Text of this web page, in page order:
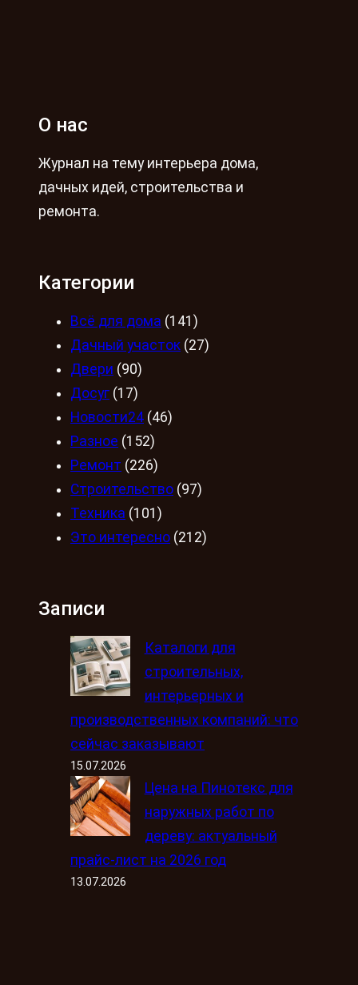
О нас
Журнал на тему интерьера дома,
дачных идей, строительства и
ремонта.
Категории
Всё для дома (141)
Дачный участок (27)
Двери (90)
Досуг (17)
Новости24 (46)
Разное (152)
Ремонт (226)
Строительство (97)
Техника (101)
Это интересно (212)
Записи
Каталоги для
строительных,
интерьерных и
производственных компаний: что
сейчас заказывают
15.07.2026
Цена на Пинотекс для
наружных работ по
дереву: актуальный
прайс-лист на 2026 год
13.07.2026